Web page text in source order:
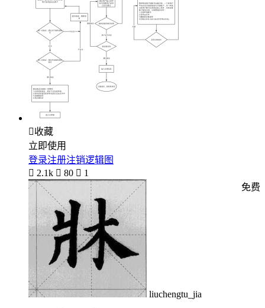
收藏
立即使用
登录注册注销逻辑图
 2.1k  80  1
liuchengtu_jia
免费